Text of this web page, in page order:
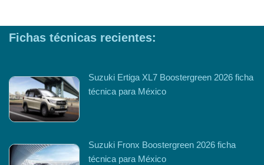
Fichas técnicas recientes:
Suzuki Ertiga XL7 Boostergreen 2026 ficha
técnica para México
Suzuki Fronx Boostergreen 2026 ficha
técnica para México